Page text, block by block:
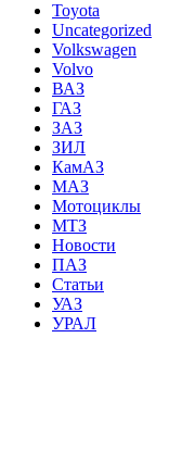
Toyota
Uncategorized
Volkswagen
Volvo
ВАЗ
ГАЗ
ЗАЗ
ЗИЛ
КамАЗ
МАЗ
Мотоциклы
МТЗ
Новости
ПАЗ
Статьи
УАЗ
УРАЛ